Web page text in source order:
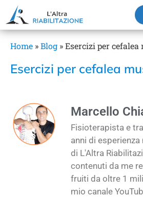
Home »Blog »Esercizi per
Esercizi per cefalea
Marcello
Fisioterapista e
anni di
di L'Altra
contenuti da me
fruiti da oltre 1
mio canale